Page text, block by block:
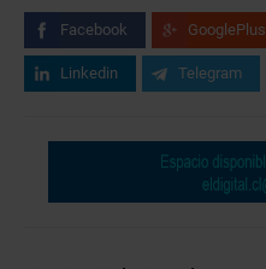
Facebook GooglePlus
Linkedin Telegram